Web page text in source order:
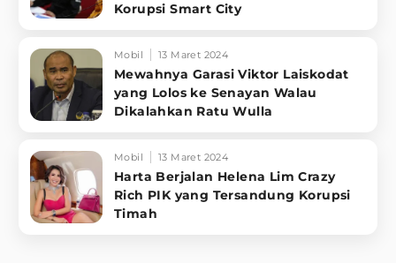
Korupsi Smart City
Mobil 13 Maret 2024
Mewahnya Garasi Viktor Laiskodat
yang Lolos ke Senayan Walau
Dikalahkan Ratu Wulla
Mobil 13 Maret 2024
Harta Berjalan Helena Lim Crazy
Rich PIK yang Tersandung Korupsi
Timah